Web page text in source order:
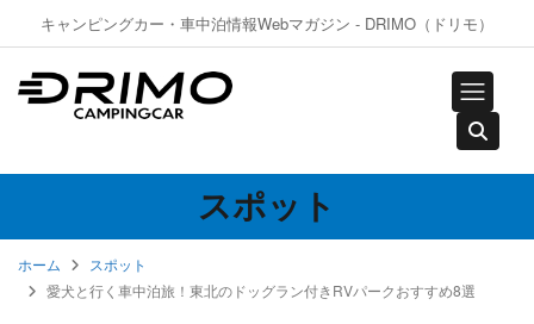
キャンピングカー・車中泊情報Webマガジン - DRIMO（ドリモ）
スポット
ホーム
スポット
愛犬と行く車中泊旅！東北のドッグラン付きRVパークおすすめ8選